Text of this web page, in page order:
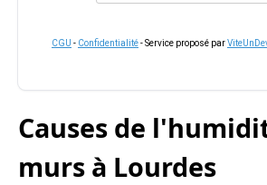
CGU - Confidentialité- Service proposé par
Causes de
murs à Lourdes